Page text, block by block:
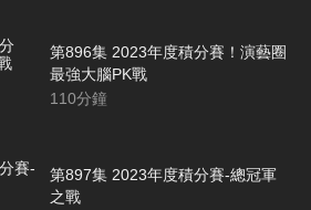
第896集 2023年度積分賽！演藝圈
最強大腦PK戰
110分鐘
第897集 2023年度積分賽-總冠軍
之戰